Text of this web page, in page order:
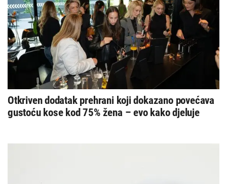
Otkriven dodatak prehrani koji dokazano povećava
gustoću kose kod 75% žena – evo kako djeluje